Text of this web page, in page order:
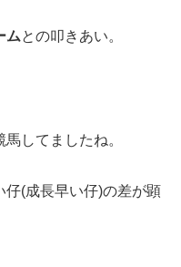
ムとの叩きあい。
してましたね。
仔(成長早い仔)の差が顕